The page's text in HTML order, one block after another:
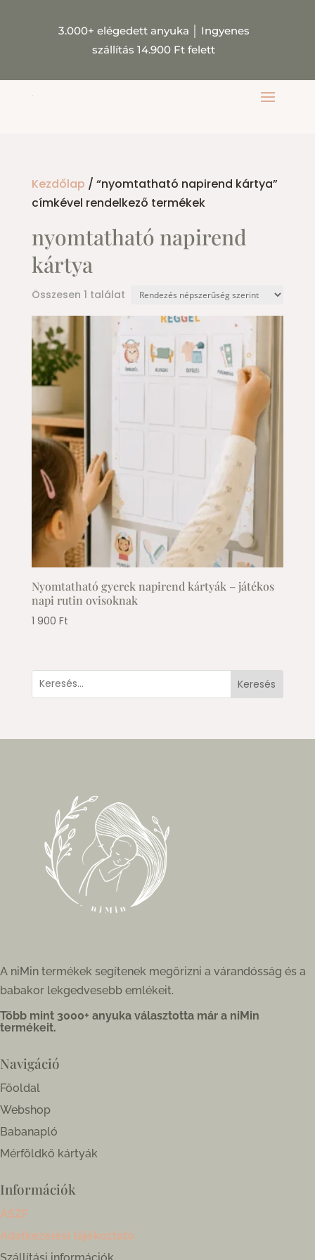
3.000+ elégedett anyuka
Ingyenes
szállítás 14.900 Ft felett
Kezdőlap / “nyomtatható napirend kártya”
címkével rendelkező termékek
nyomtatható napirend
kártya
Összesen 1 találat
Nyomtatható gyerek napirend kártyák – játékos
napi rutin ovisoknak
1 900 Ft
Keresés
A niMin termékek segítenek megőrizni a várandósság és a
babakor lekgedvesebb emlékeit.
Több mint 3000+ anyuka választotta már a niMin
termékeit.
Navigáció
Főoldal
Webshop
Babanapló
Mérföldkő kártyák
Információk
ÁSZF
Adatkezelési tájékoztató
Szállítási információk